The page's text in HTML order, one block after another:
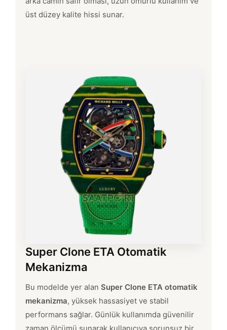
üst düzey kalite hissi sunar.
Super Clone ETA Otomatik
Mekanizma
Bu modelde yer alan Super Clone ETA otomatik
mekanizma, yüksek hassasiyet ve stabil
performans sağlar. Günlük kullanımda güvenilir